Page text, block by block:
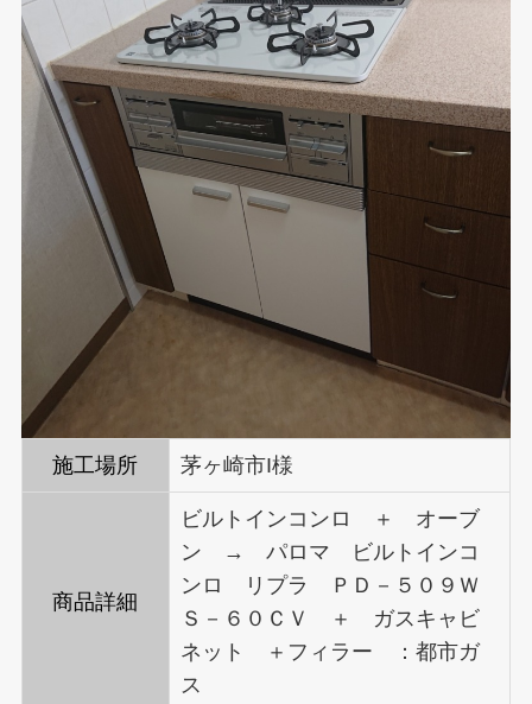
施工場所 茅ヶ崎市I様
商品詳細
ビルトインコンロ ＋ オーブ
ン → パロマ ビルトインコ
ンロ リプラ ＰＤ－５０９Ｗ
Ｓ－６０ＣＶ ＋ ガスキャビ
ネット ＋フィラー ：都市ガ
ス